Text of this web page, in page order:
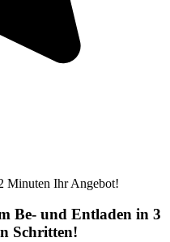
Minuten Ihr Angebot!
Be- und Entladen in 3
Schritten!